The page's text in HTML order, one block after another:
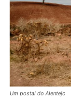
Um postal do Alentejo